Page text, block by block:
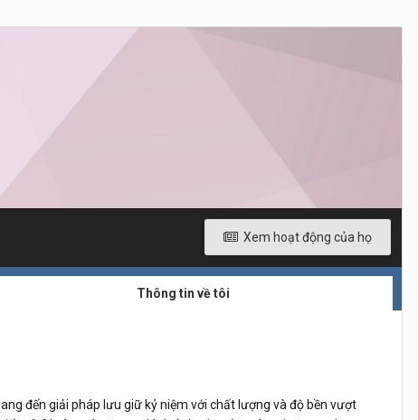
Xem hoạt động của họ
Thông tin về tôi
đến giải pháp lưu giữ kỷ niệm với chất lượng và độ bền vượt